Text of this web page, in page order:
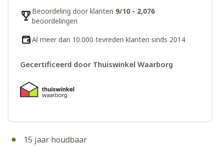
15 jaar houdbaar
Beoordeling door klanten 9/10 - 2,076
beoordelingen
Al meer dan 10.000 tevreden klanten sinds 2014
Gecertificeerd door Thuiswinkel Waarborg